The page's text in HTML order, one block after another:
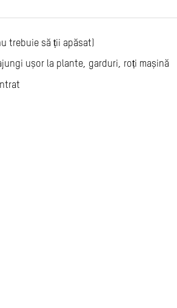
trebuie să ții apăsat)
ușor la plante, garduri, roți mașină